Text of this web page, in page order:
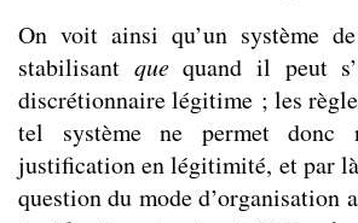
On voit ainsi qu’un système
stabilisant quequand il peut
discrétionnaire légitime ; les
tel système ne permet donc
justification en légitimité, et par
question du mode d’organisation